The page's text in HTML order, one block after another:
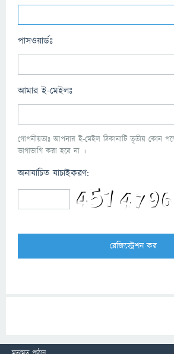
পাসওয়ার্ডঃ
আমার ই-মেইলঃ
গোপনীয়তাঃ আপনার ই-মেইল ঠিকানাটি তৃতীয় কোন
ভাগাভাগি করা হবে না ।
অনাযাচিত যাচাইকরণ: